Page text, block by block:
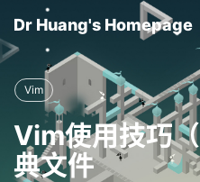
Dr Huang's Homepage
Vim
Vim使用技巧
典文件